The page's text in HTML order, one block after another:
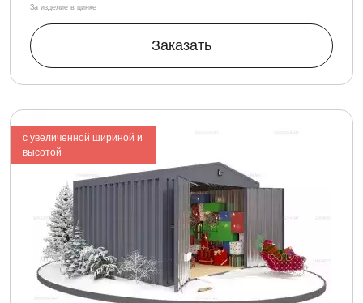
За изделие в цинке
Заказать
с увеличенной шириной и
высотой